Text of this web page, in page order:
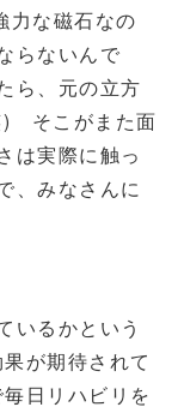
力な磁石なの
らないんで
ら、元の立方
) そこがまた面
は実際に触っ
、みなさんに
いるかという
が期待されて
日リハビリを